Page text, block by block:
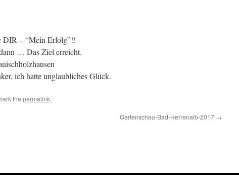
DIR – “Mein Erfolg”!!
… Das Ziel erreicht.
ich hatte unglaubliches Glück.
the permalink.
Gartenschau-Bad-Herrenalb-2017 →